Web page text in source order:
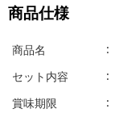
商品仕様
商品名
セット内容
賞味期限